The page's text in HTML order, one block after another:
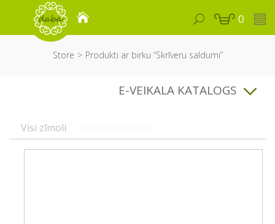
0
Store Produkti ar birku “Skrīveru saldumi”
E-VEIKALA KATALOGS
Visi zīmoli